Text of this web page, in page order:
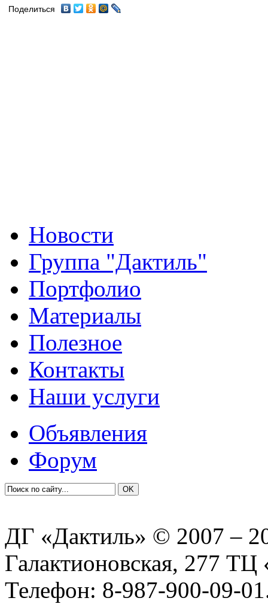
Поделиться
Новости
Группа "Дактиль"
Портфолио
Материалы
Полезное
Контакты
Наши услуги
Объявления
Форум
ДГ «Дактиль» © 2007 –
Галактионовская, 277
Телефон: 8-987-900-09-